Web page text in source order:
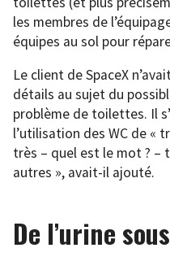
les membres de
équipes au sol pour
Le client de SpaceX
détails au sujet du
problème de toilettes. Il
l’utilisation des WC de «
très – quel est le mot ? –
autres », avait-il ajouté.
De l’urine